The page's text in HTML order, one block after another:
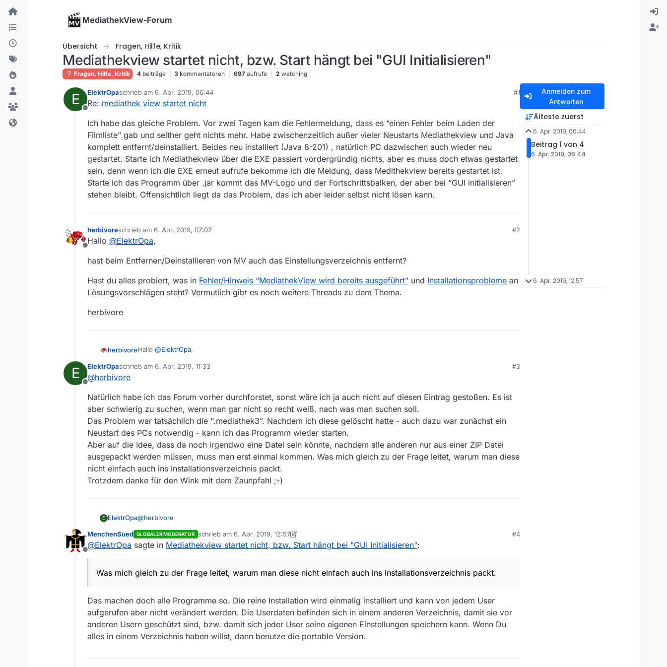
Skip to content
MediathekView-Forum
Übersicht Fragen, Hilfe, Kritik
Mediathekview startet nicht, bzw. Start hängt bei "GUI Initialisieren"
Fragen, Hilfe, Kritik 4 beiträge 3 kommentatoren 697 aufrufe 2 watching
E
Offline
ElektrOpaschrieb am 6. Apr. 2019, 06:44
zuletzt editiert von
#1
Re: mediathek view startet nicht
Ich habe das gleiche Problem. Vor zwei Tagen kam die Fehlermeldung, dass es “einen Fehler beim Laden der
Filmliste” gab und seither geht nichts mehr. Habe zwischenzeitlich außer vieler Neustarts Mediathekview und Java
komplett entfernt/deinstalliert. Beides neu installiert (Java 8-201) , natürlich PC dazwischen auch wieder neu
gestartet. Starte ich Mediathekview über die EXE passiert vordergründig nichts, aber es muss doch etwas gestartet
sein, denn wenn ich die EXE erneut aufrufe bekomme ich die Meldung, dass Medithekview bereits gestartet ist.
Starte ich das Programm über .jar kommt das MV-Logo und der Fortschrittsbalken, der aber bei “GUI initialisieren”
stehen bleibt. Offensichtlich liegt da das Problem, das ich aber leider selbst nicht lösen kann.
Offline
herbivoreschrieb am 6. Apr. 2019, 07:02
zuletzt editiert von
#2
Hallo @ElektrOpa,
hast beim Entfernen/Deinstallieren von MV auch das Einstellungsverzeichnis entfernt?
Hast du alles probiert, was in Fehler/Hinweis “MediathekView wird bereits ausgeführt” und Installationsprobleme an
Lösungsvorschlägen steht? Vermutlich gibt es noch weitere Threads zu dem Thema.
herbivore
herbivoreHallo @ElektrOpa,
hast beim Entfernen/Deinstallieren von MV auch das Einstellungsverzeichnis entfernt?
Lösungsvorschlägen steht? Vermutlich gibt es noch weitere Threads zu dem Thema.
herbivore
E
Offline
ElektrOpaschrieb am 6. Apr. 2019, 11:33
zuletzt editiert von
#3
@herbivore
Natürlich habe ich das Forum vorher durchforstet, sonst wäre ich ja auch nicht auf diesen Eintrag gestoßen. Es ist
aber schwierig zu suchen, wenn man gar nicht so recht weiß, nach was man suchen soll.
Das Problem war tatsächlich die “.mediathek3”. Nachdem ich diese gelöscht hatte - auch dazu war zunächst ein
Neustart des PCs notwendig - kann ich das Programm wieder starten.
Aber auf die Idee, dass da noch irgendwo eine Datei sein könnte, nachdem alle anderen nur aus einer ZIP Datei
ausgepackt werden müssen, muss man erst einmal kommen. Was mich gleich zu der Frage leitet, warum man diese
nicht einfach auch ins Installationsverzeichnis packt.
Trotzdem danke für den Wink mit dem Zaunpfahl ;-)
E ElektrOpa@herbivore
Natürlich habe ich das Forum vorher durchforstet, sonst wäre ich ja auch nicht auf diesen Eintrag gestoßen. Es ist aber
schwierig zu suchen, wenn man gar nicht so recht weiß, nach was man suchen soll.
Aber auf die Idee, dass da noch irgendwo eine Datei sein könnte, nachdem alle anderen nur aus einer ZIP Datei
Trotzdem danke für den Wink mit dem Zaunpfahl ;-)
Offline
MenchenSued GLOBALER MODERATOR schrieb am 6. Apr. 2019, 12:57
zuletzt editiert von MenchenSued
#4
@ElektrOpa sagte in Mediathekview startet nicht, bzw. Start hängt bei "GUI Initialisieren":
Was mich gleich zu der Frage leitet, warum man diese nicht einfach auch ins Installationsverzeichnis packt.
Das machen doch alle Programme so. Die reine Installation wird einmalig installiert und kann von jedem User
aufgerufen aber nicht verändert werden. Die Userdaten befinden sich in einem anderen Verzeichnis, damit sie vor
anderen Usern geschützt sind, bzw. damit sich jeder User seine eigenen Einstellungen speichern kann. Wenn Du
alles in einem Verzeichnis haben willst, dann benutze die portable Version.
Anmelden zum
Antworten
Älteste zuerst
6. Apr. 2019, 06:44
Beitrag 1 von 4
6. Apr. 2019, 06:44
6. Apr. 2019, 12:57